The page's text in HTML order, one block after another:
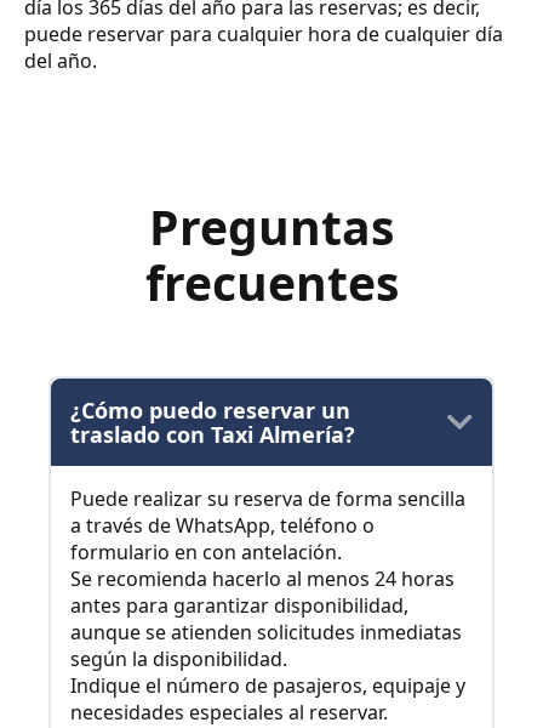
día los 365 días del año para las reservas; es decir,
puede reservar para cualquier hora de cualquier día
del año.
Preguntas
frecuentes
¿Cómo puedo reservar un
traslado con Taxi Almería?
Puede realizar su reserva de forma sencilla
a través de WhatsApp, teléfono o
formulario en con antelación.
Se recomienda hacerlo al menos 24 horas
antes para garantizar disponibilidad,
aunque se atienden solicitudes inmediatas
según la disponibilidad.
Indique el número de pasajeros, equipaje y
necesidades especiales al reservar.